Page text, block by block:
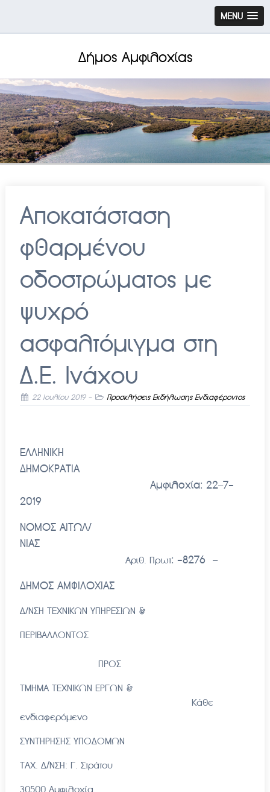
MENU
Δήμος Αμφιλοχίας
Αποκατάσταση
φθαρμένου
οδοστρώματος με
ψυχρό
ασφαλτόμιγμα στη
Δ.Ε. Ινάχου
22 Ιουλίου 2019- Προσκλήσεις Εκδήλωσης Ενδιαφέροντος
ΕΛΛΗΝΙΚΗ
ΔΗΜΟΚΡΑΤΙΑ
Αμφιλοχία: 22–7-
2019
ΝΟΜΟΣ ΑΙΤΩΛ/
ΝΙΑΣ
Αριθ. Πρωτ: -8276 –
ΔΗΜΟΣ ΑΜΦΙΛΟΧΙΑΣ
Δ/ΝΣΗ ΤΕΧΝΙΚΩΝ ΥΠΗΡΕΣΙΩΝ &
ΠΕΡΙΒΑΛΛΟΝΤΟΣ
ΠΡΟΣ
ΤΜΗΜΑ ΤΕΧΝΙΚΩΝ ΕΡΓΩΝ &
Κάθε
ενδιαφερόμενο
ΣΥΝΤΗΡΗΣΗΣ ΥΠΟΔΟΜΩΝ
ΤΑΧ. Δ/ΝΣΗ: Γ. Στράτου
30500 Αμφιλοχία